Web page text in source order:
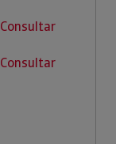
Consultar
Consultar